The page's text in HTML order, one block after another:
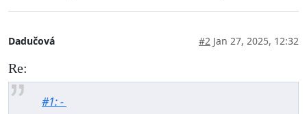
Dadučová #2 Jan 27, 2025, 12:32
Re:
#1: -